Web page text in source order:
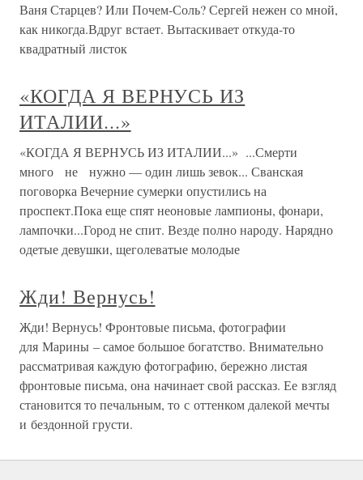
Ваня Старцев? Или Почем-Соль? Сергей нежен со мной,
как никогда.Вдруг встает. Вытаскивает откуда-то
квадратный листок
«КОГДА Я ВЕРНУСЬ ИЗ
ИТАЛИИ...»
«КОГДА Я ВЕРНУСЬ ИЗ ИТАЛИИ...» ...Смерти
много не нужно — один лишь зевок... Сванская
поговорка Вечерние сумерки опустились на
проспект.Пока еще спят неоновые лампионы, фонари,
лам­почки...Город не спит. Везде полно народу. Нарядно
одетые девушки, щеголеватые молодые
Жди! Вернусь!
Жди! Вернусь! Фронтовые письма, фотографии
для Марины – самое большое богатство. Внимательно
рассматривая каждую фотографию, бережно листая
фронтовые письма, она начинает свой рассказ. Ее взгляд
становится то печальным, то с оттенком далекой мечты
и бездонной грусти.